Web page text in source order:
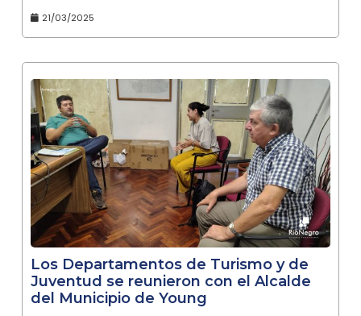
21/03/2025
Los Departamentos de Turismo y de
Juventud se reunieron con el Alcalde
del Municipio de Young